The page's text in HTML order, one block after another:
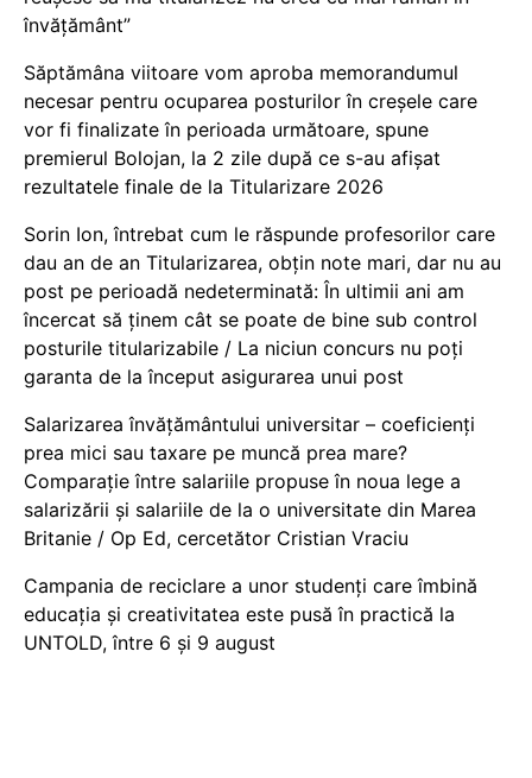
învățământ”
Săptămâna viitoare vom aproba memorandumul
necesar pentru ocuparea posturilor în creșele care
vor fi finalizate în perioada următoare, spune
premierul Bolojan, la 2 zile după ce s-au afișat
rezultatele finale de la Titularizare 2026
Sorin Ion, întrebat cum le răspunde profesorilor care
dau an de an Titularizarea, obțin note mari, dar nu au
post pe perioadă nedeterminată: În ultimii ani am
încercat să ținem cât se poate de bine sub control
posturile titularizabile / La niciun concurs nu poți
garanta de la început asigurarea unui post
Salarizarea învățământului universitar – coeficienți
prea mici sau taxare pe muncă prea mare?
Comparație între salariile propuse în noua lege a
salarizării și salariile de la o universitate din Marea
Britanie / Op Ed, cercetător Cristian Vraciu
Campania de reciclare a unor studenți care îmbină
educația și creativitatea este pusă în practică la
UNTOLD, între 6 și 9 august